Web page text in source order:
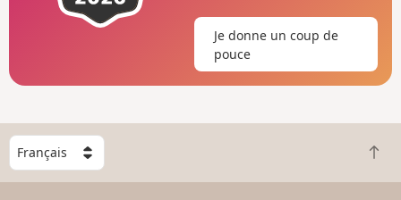
Je donne un coup de
pouce
C
h
o
R
e